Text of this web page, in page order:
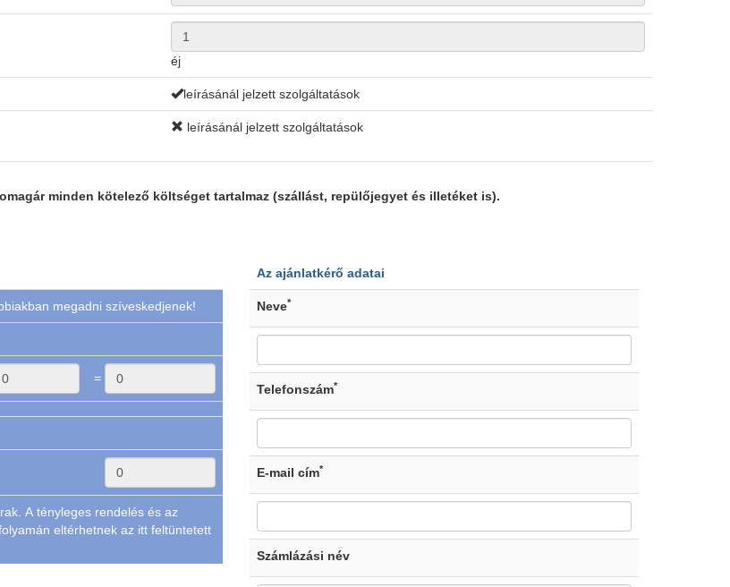
éj
leírásánál jelzett szolgáltatások
leírásánál jelzett szolgáltatások
minden kötelező költséget tartalmaz (szállást, repülőjegyet és illetéket is).
megadni szíveskedjenek!
=
A tényleges rendelés és az
eltérhetnek az itt feltüntetett
Az ajánlatkérő adatai
Neve*
Telefonszám*
E-mail cím*
Számlázási név